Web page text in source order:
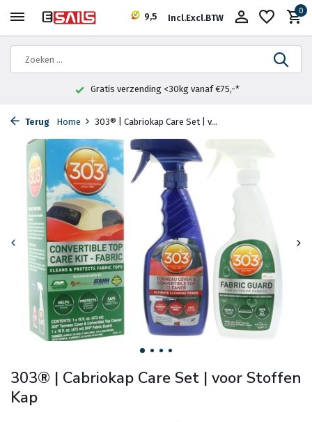
9,5 Incl.Excl.BTW
0
Gratis verzending <30kg vanaf €75,-*
Terug Home 303® | Cabriokap Care Set | v...
303® | Cabriokap Care Set | voor Stoffen
Kap